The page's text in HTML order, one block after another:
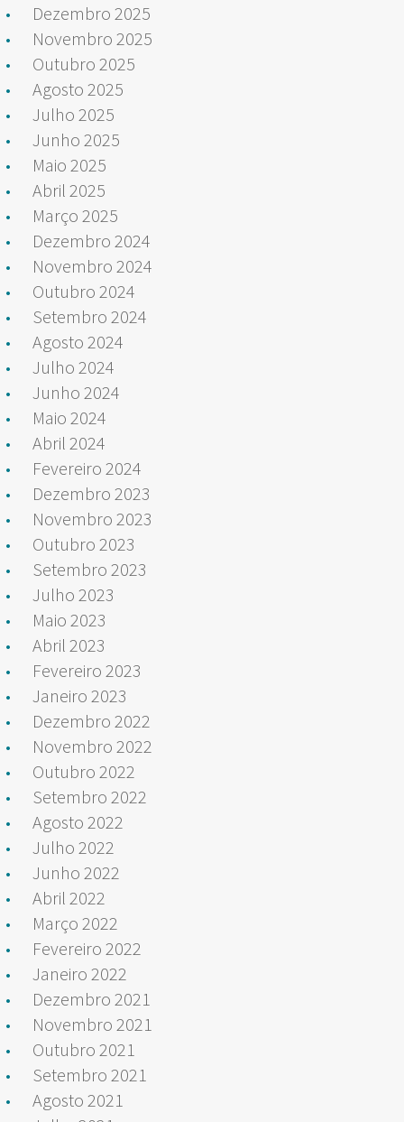
Dezembro 2025
Novembro 2025
Outubro 2025
Agosto 2025
Julho 2025
Junho 2025
Maio 2025
Abril 2025
Março 2025
Dezembro 2024
Novembro 2024
Outubro 2024
Setembro 2024
Agosto 2024
Julho 2024
Junho 2024
Maio 2024
Abril 2024
Fevereiro 2024
Dezembro 2023
Novembro 2023
Outubro 2023
Setembro 2023
Julho 2023
Maio 2023
Abril 2023
Fevereiro 2023
Janeiro 2023
Dezembro 2022
Novembro 2022
Outubro 2022
Setembro 2022
Agosto 2022
Julho 2022
Junho 2022
Abril 2022
Março 2022
Fevereiro 2022
Janeiro 2022
Dezembro 2021
Novembro 2021
Outubro 2021
Setembro 2021
Agosto 2021